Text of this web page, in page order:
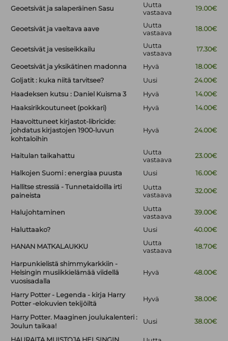
Geoetsivät ja salaperäinen Sasu
Uutta
vastaava
19.00€
Geoetsivät ja vaeltava aave
Uutta
vastaava
18.00€
Geoetsivät ja vesiseikkailu
Uutta
vastaava
17.30€
Geoetsivät ja yksikätinen madonna Hyvä
18.00€
Goljatit : kuka niitä tarvitsee?
Uusi
24.00€
Haadeksen kutsu : Daniel Kuisma 3
Hyvä
14.00€
Haaksirikkoutuneet (pokkari)
Hyvä
14.00€
Haavoittuneet kirjastot-libricide:
johdatus kirjastojen 1900-luvun
kohtaloihin
Hyvä 24.00€
Haitulan taikahattu
Uutta
vastaava
23.00€
Halkojen Suomi : energiaa puusta Uusi
16.00€
Hallitse stressiä - Tunnetaidoilla irti
paineista
Uutta
vastaava
32.00€
Halujohtaminen
Uutta
vastaava
39.00€
Haluttaako? Uusi 40.00€
HANAN MATKALAUKKU
Uutta
vastaava
18.70€
Harpunkielistä shimmykarkkiin -
Helsingin musiikkielämää viidellä
vuosisadalla
Hyvä 48.00€
Harry Potter - Legenda - kirja Harry
Potter -elokuvien tekijöiltä
Hyvä 38.00€
Harry Potter. Maaginen joulukalenteri :
Joulun taikaa!
Uusi 38.00€